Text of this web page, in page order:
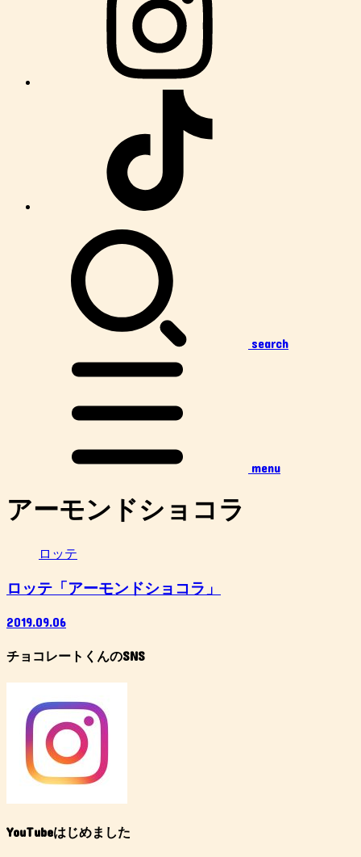
search
menu
アーモンドショコラ
ロッテ
ロッテ「アーモンドショコラ」
2019.09.06
チョコレートくんのSNS
YouTubeはじめました